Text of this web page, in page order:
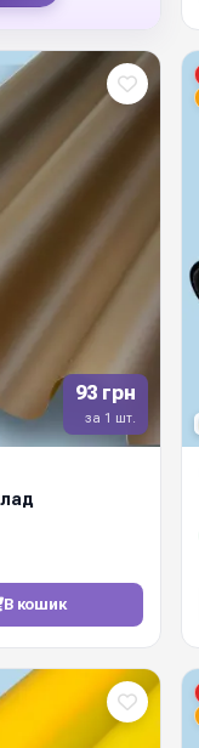
93 грн
за 1 шт.
В кошик